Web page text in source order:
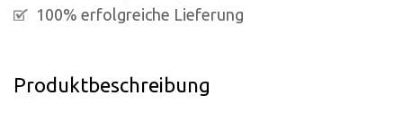
100% erfolgreiche Lieferung
Produktbeschreibung